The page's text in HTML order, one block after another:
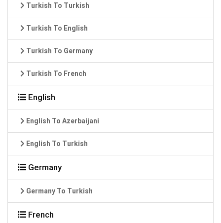
Turkish To Turkish
Turkish To English
Turkish To Germany
Turkish To French
English
English To Azerbaijani
English To Turkish
Germany
Germany To Turkish
French